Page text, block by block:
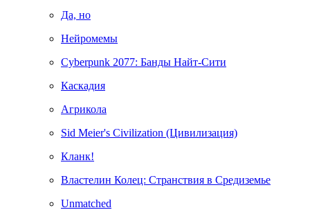
Да, но
Нейромемы
Cyberpunk 2077: Банды Найт-Сити
Каскадия
Агрикола
Sid Meier's Civilization (Цивилизация)
Кланк!
Властелин Колец: Странствия в Средиземье
Unmatched